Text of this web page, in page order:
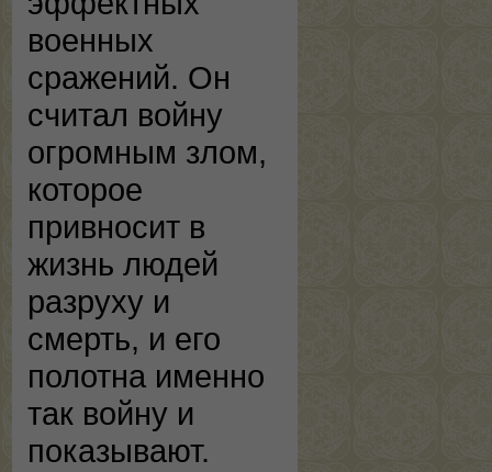
военных
сражений. Он
считал войну
огромным злом,
которое
привносит в
жизнь людей
разруху и
смерть, и его
полотна именно
так войну и
показывают.